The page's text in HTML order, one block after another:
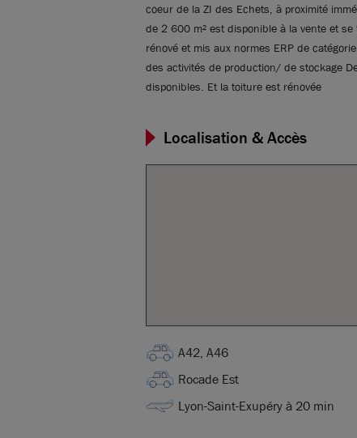
coeur de la ZI des Echets, à proximité
de 2 600 m² est disponible à la vente et
rénové et mis aux normes ERP de
des activités de production/ de stockage
disponibles. Et la toiture est rénovée
Localisation & Accès
A42, A46
Rocade Est
Lyon-Saint-Exupéry à 20 min